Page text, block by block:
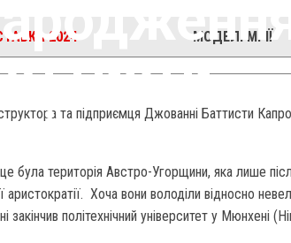
2024 МОДЕЛІ МРІЇ
та підприємця Джованні Баттисти
була територія Австро-Угорщини, яка лише
аристократії. Хоча вони володіли відносно
політехнічний університет у Мюнхені